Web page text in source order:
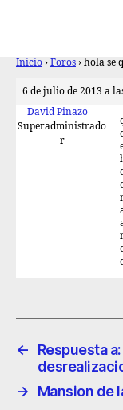
Inicio › Foros › hola se
6 de julio de 2013 a
David Pinazo
Superadministrado
r
←
Respuesta
→
Mansion de